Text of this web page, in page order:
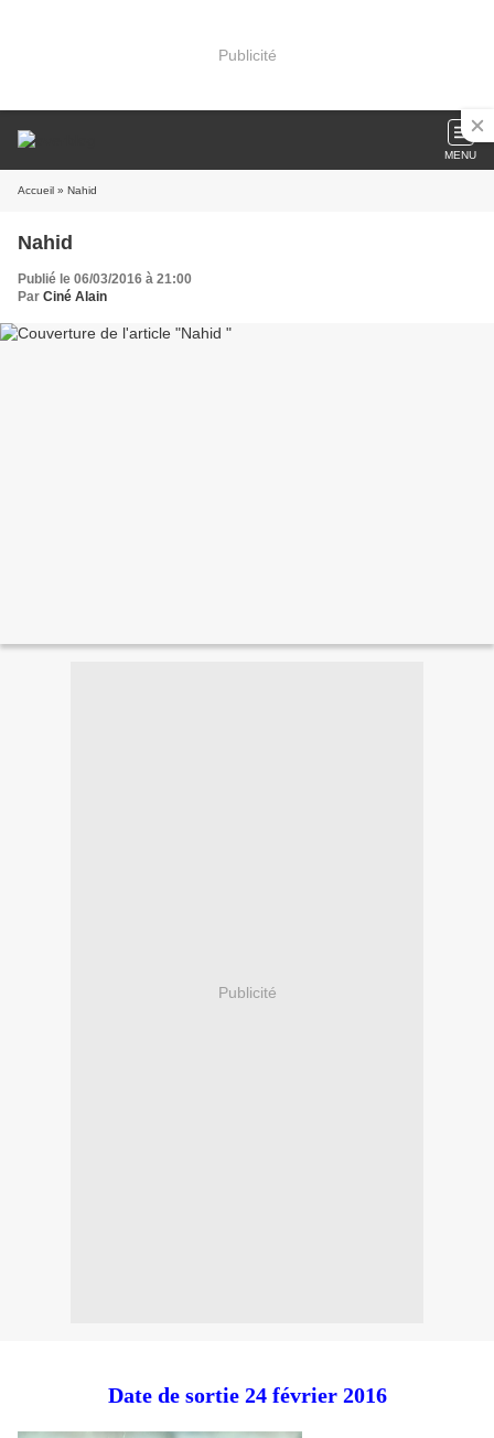
Publicité
MENU
Accueil » Nahid
Nahid
Publié le 06/03/2016 à 21:00
Par Ciné Alain
Publicité
Date de sortie 24 février 2016